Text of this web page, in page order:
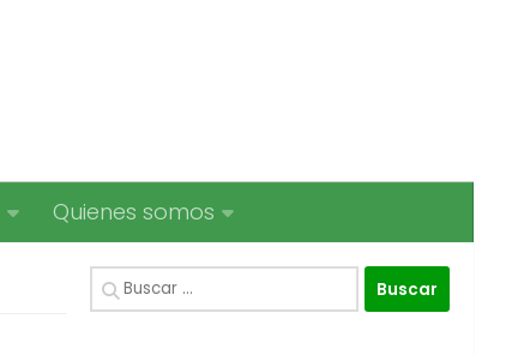
Quienes somos
Buscar: